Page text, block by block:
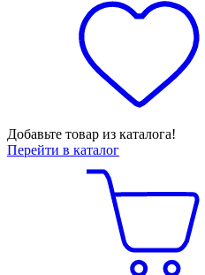
Добавьте товар из каталога!
Перейти в каталог